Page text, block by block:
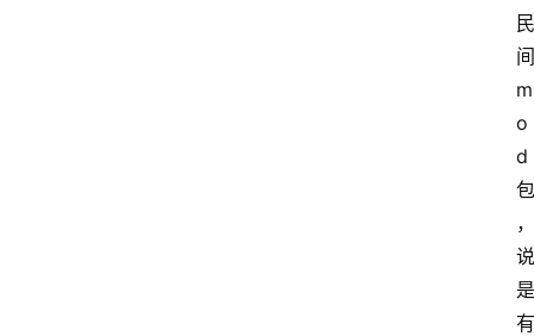
民
间
m
o
d
包
，
说
是
有